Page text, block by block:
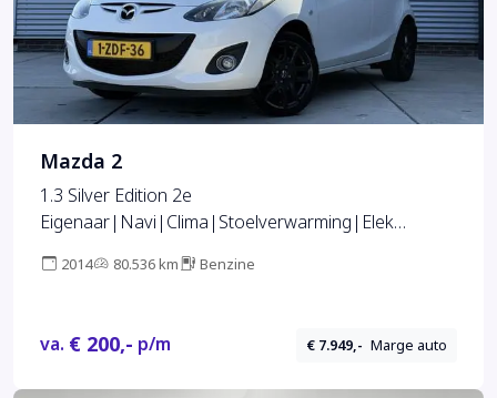
Mazda 2
1.3 Silver Edition 2e
Eigenaar|Navi|Clima|Stoelverwarming|Elek
07-2027
2014 80.536 km Benzine
va. € 200,- p/m € 7.949,- Marge auto